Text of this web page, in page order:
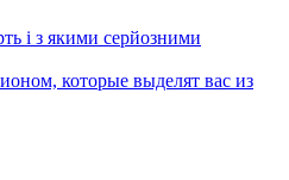
і з якими серйозними
которые выделят вас из